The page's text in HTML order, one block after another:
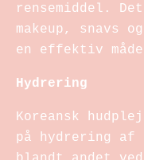
rensemiddel.
makeup, snavs
en effektiv
Hydrering
Koreansk
på hydrering af